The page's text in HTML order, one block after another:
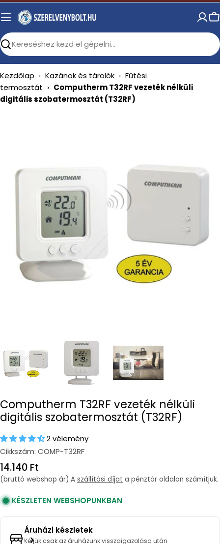
Skip
to
Search
Kezdőlap › Kazánok és tárolók › Fűtési
termosztát › Computherm T32RF vezeték nélküli
digitális szobatermosztát (T32RF)
media 0 in modal
Computherm T32RF vezeték nélküli
digitális szobatermosztát (T32RF)
2 vélemény
Cikkszám: COMP-T32RF
Regular
price
14.140 Ft
(bruttó webshop ár) A szállítási díjat a pénztár oldalon számítjuk.
KÉSZLETEN WEBSHOPUNKBAN
Áruházi készletek
Kérjük csak az áruházunk visszaigazolása után